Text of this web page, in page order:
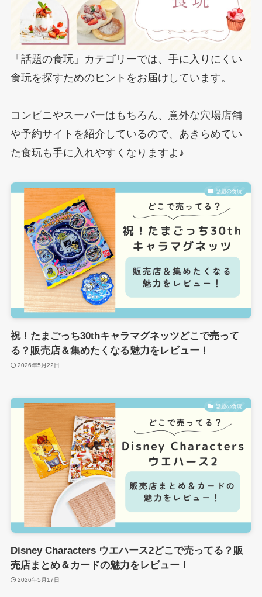
「話題の食玩」カテゴリーでは、手に入りにくい
食玩を探すためのヒントをお届けしています。
コンビニやスーパーはもちろん、意外な穴場店舗
や予約サイトを紹介しているので、あきらめてい
た食玩も手に入れやすくなりますよ♪
話題の食玩
祝！たまごっち30thキャラマグネッツどこで売って
る？販売店＆集めたくなる魅力をレビュー！
2026年5月22日
話題の食玩
Disney Characters ウエハース2どこで売ってる？販
売店まとめ＆カードの魅力をレビュー！
2026年5月17日